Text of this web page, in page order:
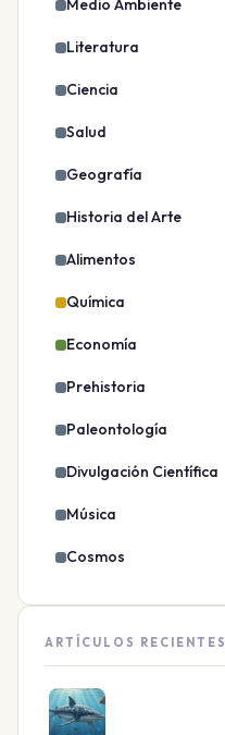
Medio Ambiente
Literatura
Ciencia
Salud
Geografía
Historia del Arte
Alimentos
Química
Economía
Prehistoria
Paleontología
Divulgación Científica
Música
Cosmos
ARTÍCULOS RECIENTES